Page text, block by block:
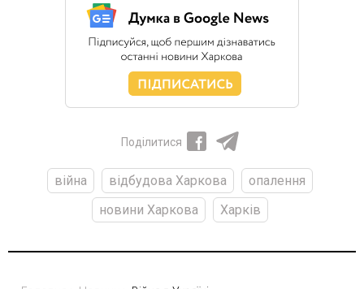
Поділитися
війна відбудова Харкова
опалення
новини Харкова
Харків